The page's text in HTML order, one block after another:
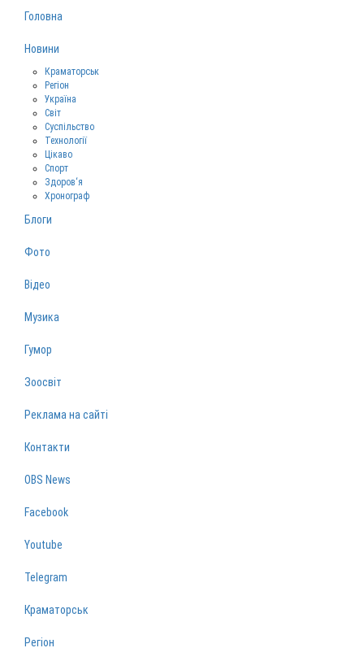
Головна
Новини
Краматорськ
Регіон
Україна
Світ
Суспільство
Технології
Цікаво
Спорт
Здоров‘я
Хронограф
Блоги
Фото
Відео
Музика
Гумор
Зоосвіт
Реклама на сайті
Контакти
OBS News
Facebook
Youtube
Telegram
Краматорськ
Регіон